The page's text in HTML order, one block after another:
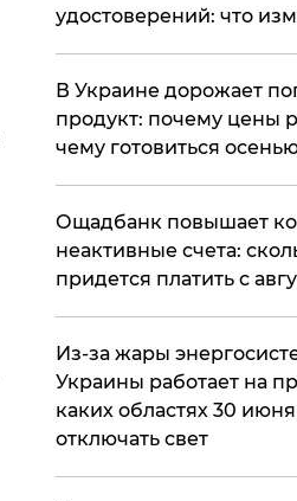
удостоверений: что
В Украине дорожает
продукт: почему цены
чему готовиться
​Ощадбанк повышает
неактивные счета:
придется платить с
Из-за жары
Украины работает на
каких областях 30
отключать свет